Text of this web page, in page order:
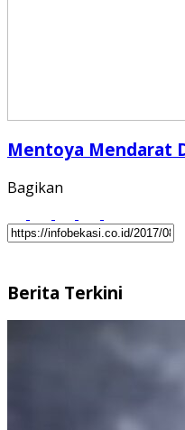
Mentoya Mendarat
Bagikan
Berita Terkini